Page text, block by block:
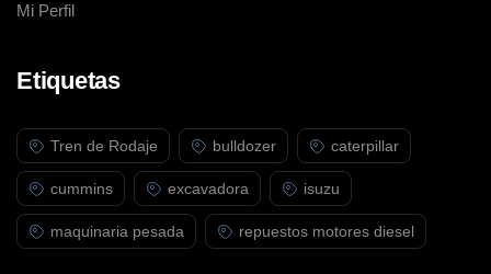
Mi Perfil
Etiquetas
Tren de Rodaje bulldozer caterpillar
cummins excavadora isuzu
maquinaria pesada repuestos motores diesel